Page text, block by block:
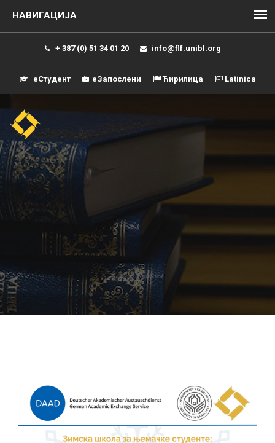
+ 387 (0) 51 34 01 20 info@flf.unibl.org
еСтудент еЗапослени Ћирилица Latinica